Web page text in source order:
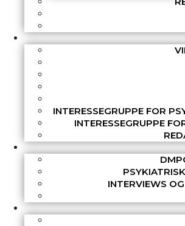
INTERESSEGRUPPE FOR
INTERESSEGRUPPE
INTERVIEWS